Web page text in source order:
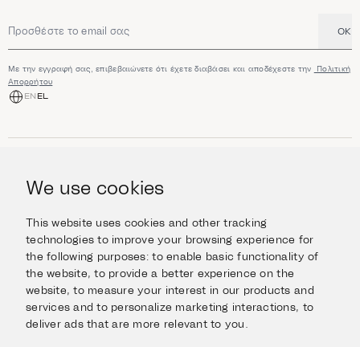
We use cookies
This website uses cookies and other tracking
technologies to improve your browsing experience for
the following purposes:to enable basic functionality of
the website,to provide a better experience on the
website,to measure your interest in our products and
services and to personalize marketing interactions, to
deliver ads that are more relevant to you
Διεύθυνση email OK
Με την εγγραφή σας, επιβεβαιώνετε ότι έχετε διαβάσει και αποδέχεστε την
Πολιτική
Απορρήτου
EN EL
Κοσμήματα
Ρολόγια
Ταξιδέψτε με Στυλ
ΠΛΗΡΟΦΟΡΊΕΣ
Βοήθεια και Ερωτήσεις
Αποστολές και επιστροφές
Επικοινωνήστε μαζί μας
ΣΧΕΤΙΚΆ ΜΕ ΕΜΆΣ
Η οικογένεια Ιμάνογλου
Τα καταστήματά μας
Facebook
Instagram
ΝΟΜΙΚΆ
Όροι χρήσης